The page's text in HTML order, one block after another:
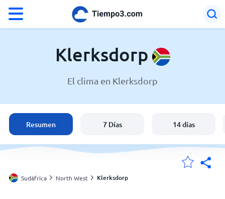
El clima en Klerksdorp
Sudáfrica
España
Argentina
Klerksdorp
El clima en Klerksdorp
Resumen 7 Días 14 días
Sudáfrica North West Klerksdorp